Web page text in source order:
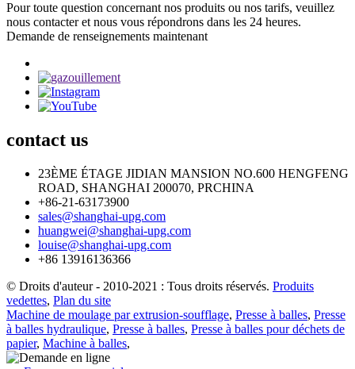
Pour toute question concernant nos produits ou nos tarifs, veuillez
nous contacter et nous vous répondrons dans les 24 heures.
Demande de renseignements maintenant
contact us
23ÈME ÉTAGE JIDIAN MANSION NO.600 HENGFENG
ROAD, SHANGHAI 200070, PRCHINA
+86-21-63173900
sales@shanghai-upg.com
huangwei@shanghai-upg.com
louise@shanghai-upg.com
+86 13916136366
© Droits d'auteur - 2010-2021 : Tous droits réservés. Produits
vedettes, Plan du site
Machine de moulage par extrusion-soufflage, Presse à balles, Presse
à balles hydraulique, Presse à balles, Presse à balles pour déchets de
papier, Machine à balles,